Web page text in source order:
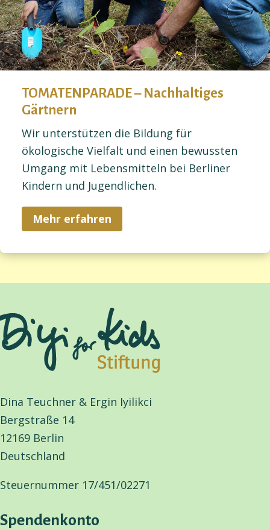
TOMATENPARADE – Nachhaltiges
Gärtnern
Wir unterstützen die Bildung für
ökologische Vielfalt und einen bewussten
Umgang mit Lebensmitteln bei Berliner
Kindern und Jugendlichen.
Mehr erfahren
Dina Teuchner & Ergin Iyilikci
Bergstraße 14
12169 Berlin
Deutschland
Steuernummer 17/451/02271
Spendenkonto